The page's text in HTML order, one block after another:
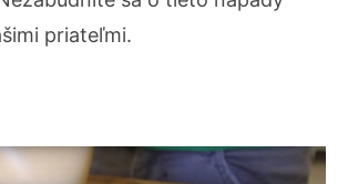
priateľmi.